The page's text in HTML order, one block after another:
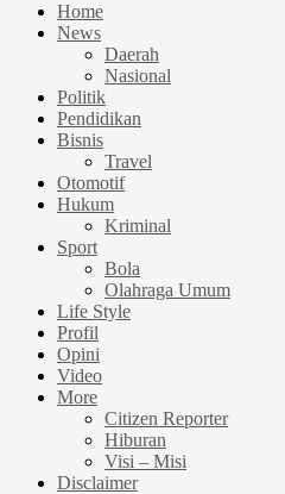
Home
News
Daerah
Nasional
Politik
Pendidikan
Bisnis
Travel
Otomotif
Hukum
Kriminal
Sport
Bola
Olahraga Umum
Life Style
Profil
Opini
Video
More
Citizen Reporter
Hiburan
Visi – Misi
Disclaimer